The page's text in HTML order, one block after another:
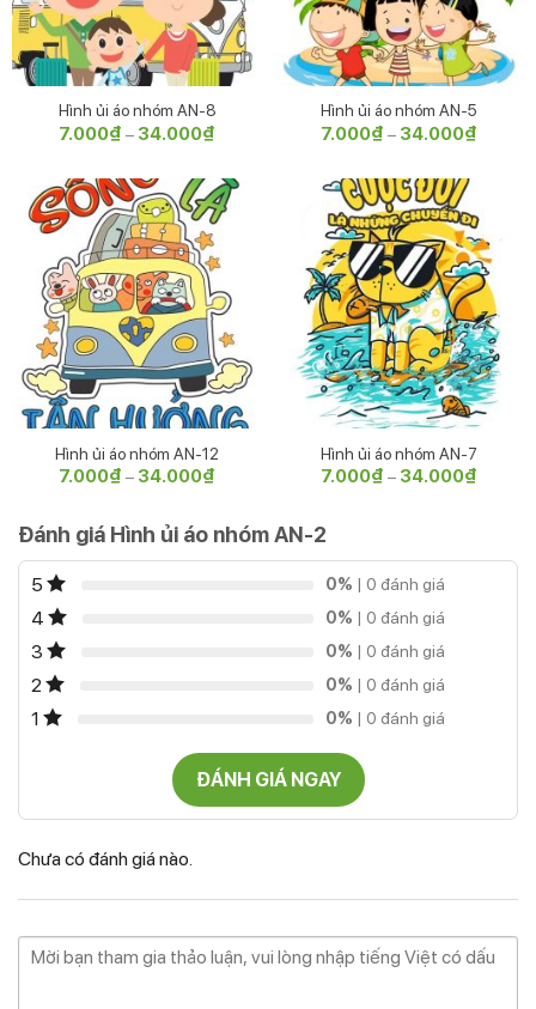
Hình ủi áo nhóm AN-8
7.000₫ – 34.000₫
7.000₫
đến
34.000₫
Hình ủi áo nhóm AN-5
7.000₫ – 34.000₫
Hình ủi áo nhóm AN-12
7.000₫ – 34.000₫
7.000₫
đến
Hình ủi áo nhóm AN-7
7.000₫ – 34.000₫
Đánh giá Hình ủi áo nhóm AN-2
5 0% | 0 đánh giá
4 0% | 0 đánh giá
3 0% | 0 đánh giá
2 0% | 0 đánh giá
1 0% | 0 đánh giá
ĐÁNH GIÁ NGAY
Chưa có đánh giá nào.